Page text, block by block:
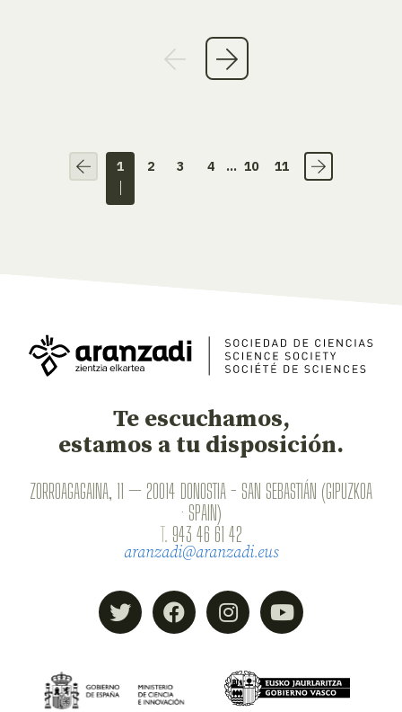
1 2 3 4 ... 10 11
Te escuchamos,
estamos a tu disposición.
ZORROAGAGAINA, 11 — 20014 DONOSTIA - SAN SEBASTIÁN (GIPUZKOA
· SPAIN)
T. 943 46 61 42
aranzadi@aranzadi.eus